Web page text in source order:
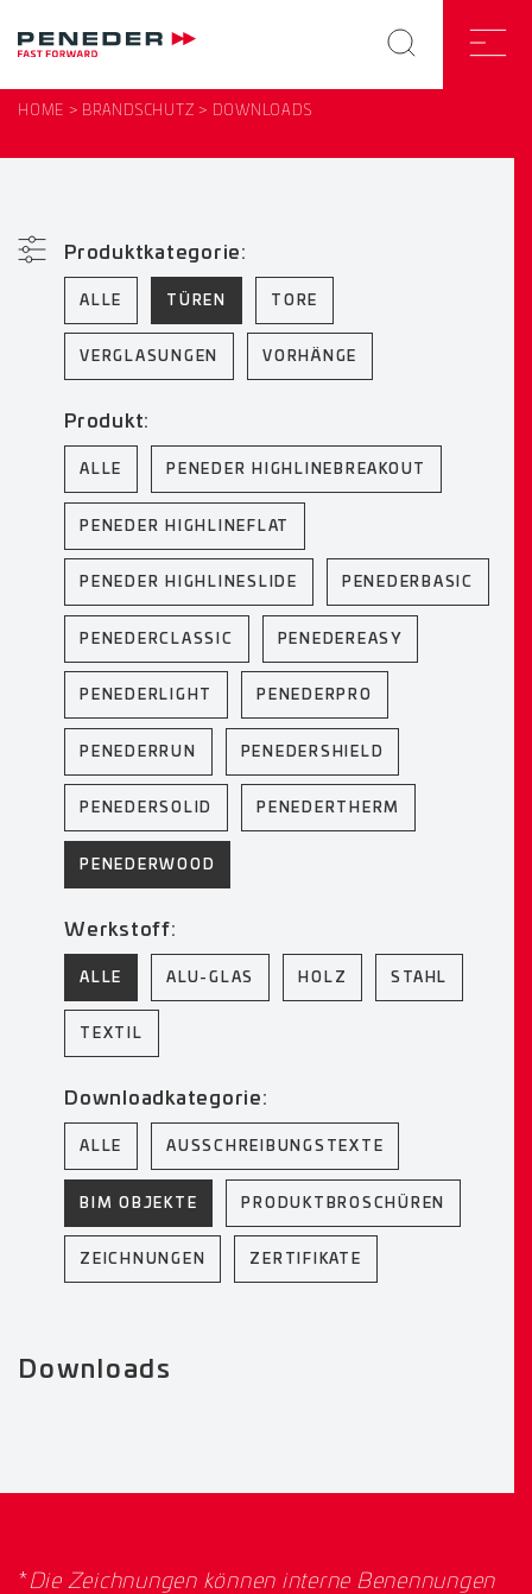
HOME BRANDSCHUTZ DOWNLOADS
Produktkategorie:
ALLE TÜREN TORE
VERGLASUNGEN VORHÄNGE
Produkt:
ALLE PENEDER HIGHLINEBREAKOUT
PENEDER HIGHLINEFLAT
PENEDER HIGHLINESLIDE PENEDERBASIC
PENEDERCLASSIC PENEDEREASY
PENEDERLIGHT PENEDERPRO
PENEDERRUN PENEDERSHIELD
PENEDERSOLID PENEDERTHERM
PENEDERWOOD
Werkstoff:
ALLE ALU-GLAS HOLZ STAHL
TEXTIL
Downloadkategorie:
ALLE AUSSCHREIBUNGSTEXTE
BIM OBJEKTE PRODUKTBROSCHÜREN
ZEICHNUNGEN ZERTIFIKATE
Downloads
*Die Zeichnungen können interne Benennungen